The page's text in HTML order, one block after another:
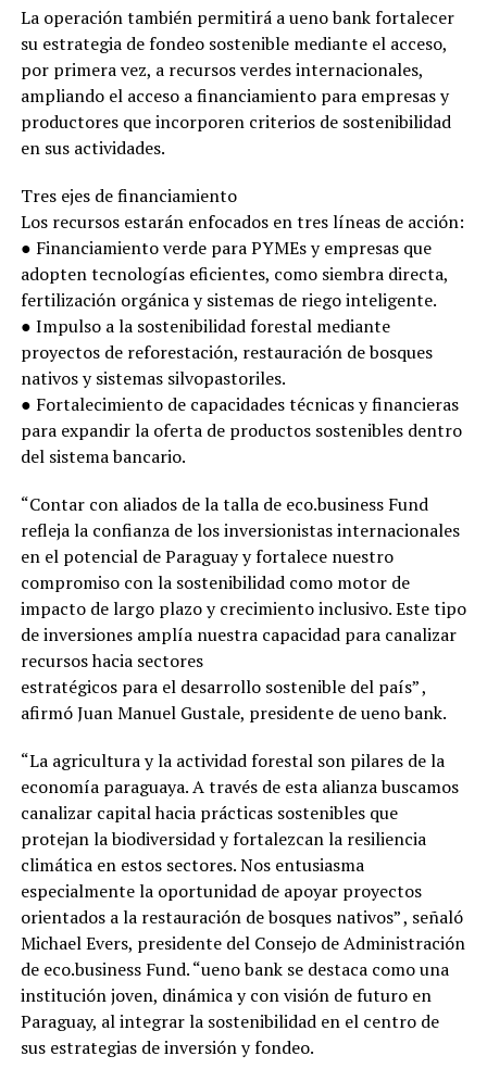
La operación también permitirá a ueno bank fortalecer
su estrategia de fondeo sostenible mediante el acceso,
por primera vez, a recursos verdes internacionales,
ampliando el acceso a financiamiento para empresas y
productores que incorporen criterios de sostenibilidad
en sus actividades.
Tres ejes de financiamiento
Los recursos estarán enfocados en tres líneas de acción:
● Financiamiento verde para PYMEs y empresas que
adopten tecnologías eficientes, como siembra directa,
fertilización orgánica y sistemas de riego inteligente.
● Impulso a la sostenibilidad forestal mediante
proyectos de reforestación, restauración de bosques
nativos y sistemas silvopastoriles.
● Fortalecimiento de capacidades técnicas y financieras
para expandir la oferta de productos sostenibles dentro
del sistema bancario.
“Contar con aliados de la talla de eco.business Fund
refleja la confianza de los inversionistas internacionales
en el potencial de Paraguay y fortalece nuestro
compromiso con la sostenibilidad como motor de
impacto de largo plazo y crecimiento inclusivo. Este tipo
de inversiones amplía nuestra capacidad para canalizar
recursos hacia sectores
estratégicos para el desarrollo sostenible del país” ,
afirmó Juan Manuel Gustale, presidente de ueno bank.
“La agricultura y la actividad forestal son pilares de la
economía paraguaya. A través de esta alianza buscamos
canalizar capital hacia prácticas sostenibles que
protejan la biodiversidad y fortalezcan la resiliencia
climática en estos sectores. Nos entusiasma
especialmente la oportunidad de apoyar proyectos
orientados a la restauración de bosques nativos” , señaló
Michael Evers, presidente del Consejo de Administración
de eco.business Fund. “ueno bank se destaca como una
institución joven, dinámica y con visión de futuro en
Paraguay, al integrar la sostenibilidad en el centro de
sus estrategias de inversión y fondeo.